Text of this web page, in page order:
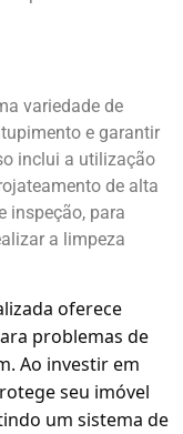
variedade de
e garantir
inclui a utilização
de alta
inspeção, para
a limpeza
oferece
problemas de
Ao investir em
seu imóvel
um sistema de